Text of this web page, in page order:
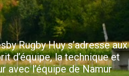
Rugby Huy s’adresse aux
d’équipe, la technique et
avec l’équipe de Namur